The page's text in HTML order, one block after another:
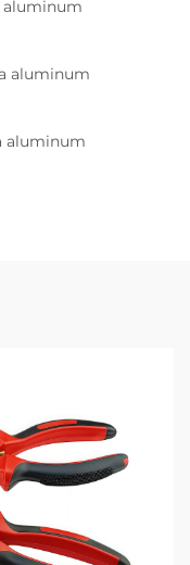
aluminum
aluminum
aluminum